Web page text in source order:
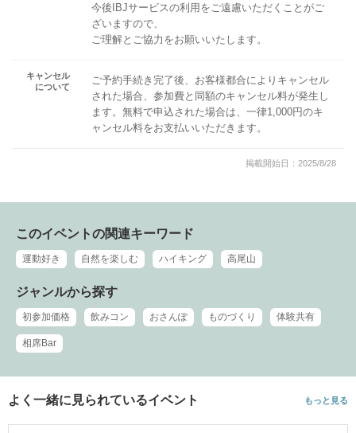
今後IBJサービスの利用をご遠慮いただくことがご
ざいますので、
ご理解とご協力をお願いいたします。
キャンセル
について
ご予約手続き完了後、お客様都合によりキャンセル
された場合、参加費と同額のキャンセル料が発生し
ます。無料で申込された場合は、一律1,000円のキ
ャンセル料をお支払いいただきます。
掲載開始日：2025/8/28
このイベントの関連キーワード
運動好き 自然を楽しむ ハイキング 高尾山
ジャンルから探す
初参加価格 飲みコン おさんぽ ものづくり 体験共有
相席Bar
よく一緒に見られているイベント もっと見る